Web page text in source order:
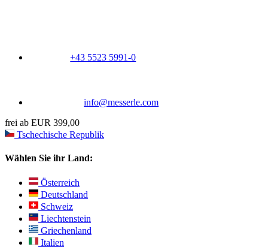
+43 5523 5991-0
info@messerle.com
frei ab EUR 399,00
Tschechische Republik
Wählen Sie ihr Land:
Österreich
Deutschland
Schweiz
Liechtenstein
Griechenland
Italien